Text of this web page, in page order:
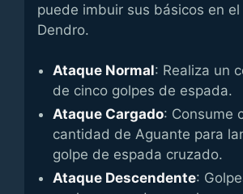
puede imbuir sus básicos en el
Dendro.
Ataque Normal: Realiza un
de cinco golpes de espada.
Ataque Cargado: Consume
cantidad de Aguante para
golpe de espada cruzado.
Ataque Descendente: